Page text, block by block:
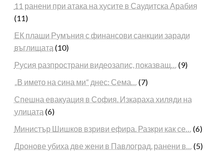
11 ранени при атака на хусите в Саудитска Арабия
(11)
ЕК плаши Румъния с финансови санкции заради
въглищата (10)
Русия разпространи видеозапис, показващ… (9)
„В името на сина ми“ днес: Сема… (7)
Спешна евакуация в София. Изкараха хиляди на
улицата (6)
Министър Шишков взриви ефира. Разкри как се… (6)
Дронове убиха две жени в Павлоград, ранени в… (5)